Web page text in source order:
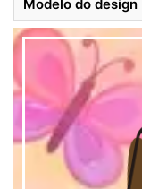
Modelo do design